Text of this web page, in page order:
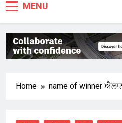
MENU
Home name of winner